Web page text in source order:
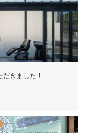
きました！